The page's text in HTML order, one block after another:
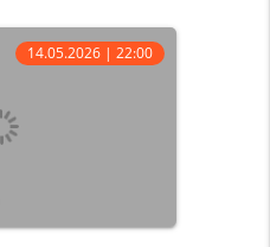
14.05.2026 | 22:00